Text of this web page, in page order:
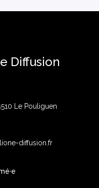
Diffusion
Le Pouliguen
diffusion.fr